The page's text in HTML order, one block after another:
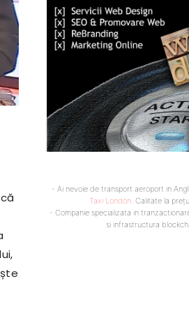
- Ai nevoie de transport aeroport in
Taxi London. Calitate la
- Companie specializata in
si infrastructura